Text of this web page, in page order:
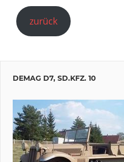
zurück
DEMAG D7, SD.KFZ. 10